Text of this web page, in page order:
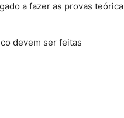
a fazer as provas teórica
devem ser feitas